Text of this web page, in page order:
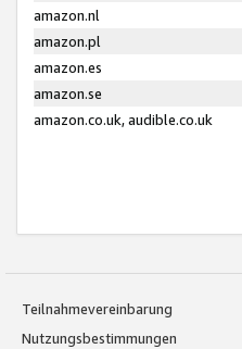
amazon.nl
amazon.pl
amazon.es
amazon.se
amazon.co.uk, audible.co.uk
Teilnahmevereinbarung
Nutzungsbestimmungen